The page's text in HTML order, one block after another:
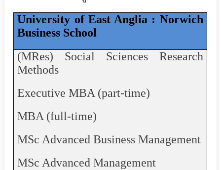
University of East Anglia : Norwich
Business School
(MRes) Social Sciences Research
Methods
Executive MBA (part-time)
MBA (full-time)
MSc Advanced Business Management
MSc Advanced Management